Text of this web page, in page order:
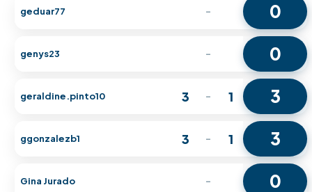
geduar77 - 0
genys23 - 0
geraldine.pinto10 3 - 1 3
ggonzalezb1 3 - 1 3
Gina Jurado - 0